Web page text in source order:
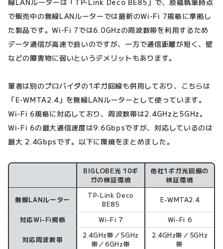
線LANルーターは「TP-Link Deco BE85」で、原稿執筆時点
で販売中の無線LANルーターでは最新のWi-Fi 7規格に準拠し
た製品です。Wi-Fi 7では6.0GHzの周波数帯を利用するため
データ通信が高速で良いのですが、一方で通信距離が短く、壁
などの障害物に弱いというデメリットもあります。
筆者は別のプロバイダの1ギガ回線も併用しており、こちらは
「E-WMTA2.4」を無線LANルーターとして使っています。
Wi-Fi 6規格に対応しており、周波数帯は2.4GHzと5GHz。
Wi-Fi 6の最大通信速度は9.6Gbpsですが、対応しているのは
最大 2.4Gbpsです。以下に環境をまとめました。
BIGLOBE光 10ギ
ガの検証環境
他社1ギガ光回線の
検証環境
無線LANルーター
TP-Link Deco
BE85
E-WMTA2.4
対応Wi-Fi規格 Wi-Fi 7 Wi-Fi 6
対応周波数帯
2.4GHz帯／5GHz
帯／6GHz帯
2.4GHz帯／5GHz
帯